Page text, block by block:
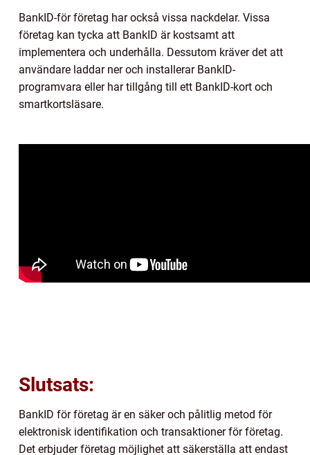
BankID-för företag har också vissa nackdelar. Vissa
företag kan tycka att BankID är kostsamt att
implementera och underhålla. Dessutom kräver det att
användare laddar ner och installerar BankID-
programvara eller har tillgång till ett BankID-kort och
smartkortsläsare.
Slutsats:
BankID för företag är en säker och pålitlig metod för
elektronisk identifikation och transaktioner för företag.
Det erbjuder företag möjlighet att säkerställa att endast